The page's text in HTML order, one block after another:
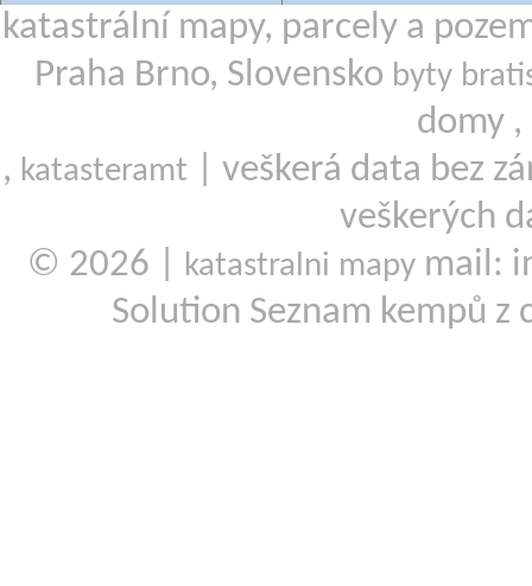
katastrální mapy, parcely a
Praha Brno, Slovensko byty
domy ,
, katasteramt
| veškerá data bez
veškerých
© 2026 |
katastralni mapy mail:
Solution Seznam kempů z